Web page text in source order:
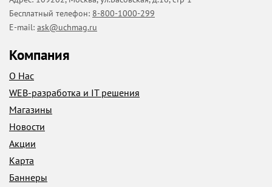
Бесплатный телефон: 8-800-1000-299
E-mail: ask@uchmag.ru
Компания
О Нас
WEB-разработка и IT решения
Магазины
Новости
Акции
Карта
Баннеры